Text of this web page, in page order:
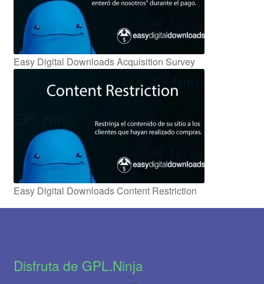
Easy Digital Downloads Acquisition Survey
Easy Digital Downloads Content Restriction
Disfruta de GPL.Ninja